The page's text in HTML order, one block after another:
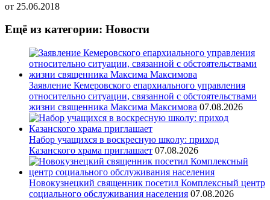
от 25.06.2018
Ещё из категории: Новости
Заявление Кемеровского епархиального управления
относительно ситуации, связанной с обстоятельствами
жизни священника Максима Максимова 07.08.2026
Набор учащихся в воскресную школу: приход
Казанского храма приглашает 07.08.2026
Новокузнецкий священник посетил Комплексный центр
социального обслуживания населения 07.08.2026